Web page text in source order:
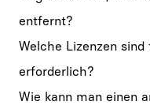
entfernt?
Welche Lizenzen
erforderlich?
Wie kann man einen